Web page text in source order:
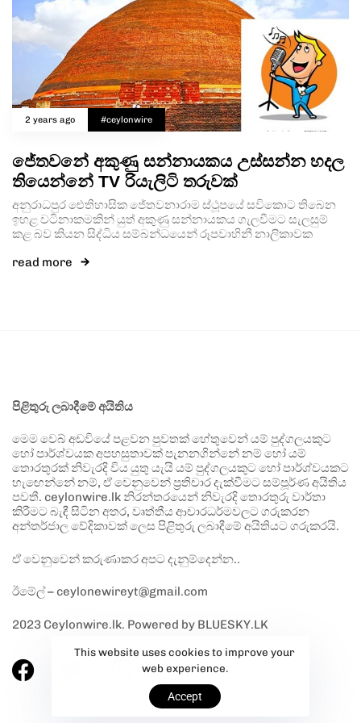
2 years ago #ceylonwire
ජේතවනේ අකුණු සන්නායකය උස්සන්න හදල
තියෙන්නේ TV රියැලිටි තරුවක්
අනුරාධපුර ඓතිහාසික ජේතවනාරාම ස්ථූපයේ සවිකොට තිබෙන
ඉහළ වටිනාකමකින් යුත් අකුණු සන්නායකය ගැලවීමට සැලසුම්
කළ බව කියන සිද්ධිය සම්බන්ධයෙන් රූපවාහිනී නාලිකාවක
read more
පිළිතුරු ලබාදීමේ අයිතිය
මෙම වෙබ් අඩවියේ පළවන පුවතක් හේතුවෙන් යම් පුද්ගලයකුට
හෝ පාර්ශ්වයක අපහසුතාවක් පැනනගින්නේ නම් හෝ යම්
තොරතුරක් නිවැරදි විය යුතු යැයි යම් පුද්ගලයකුට හෝ පාර්ශ්වයකට
හැඟෙන්නේ නම්, ඒ වෙනුවෙන් ප්‍රතිචාර දැක්වීමට සම්පූර්ණ අයිතිය
පවතී. ceylonwire.lk නිරන්තරයෙන් නිවැරදි තොරතුරු වාර්තා
කිරීමට බැඳී සිටින අතර, වෘත්තීය ආචාරධර්මවලට ගරුකරන
අන්තර්ජාල වේදිකාවක් ලෙස පිළිතුරු ලබාදීමේ අයිතියට ගරුකරයි.
ඒ වෙනුවෙන් කරුණාකර අපට දැනුම්දෙන්න..
ඊමේල් – ceylonewireyt@gmail.com
2023 Ceylonwire.lk. Powered by BLUESKY.LK
This website uses cookies to improve your
web experience.
Accept